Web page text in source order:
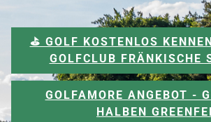
⛳️ GOLF KOSTENLOS
GOLFCLUB FRÄNKISCHE
GOLFAMORE ANGEBOT -
HALBEN